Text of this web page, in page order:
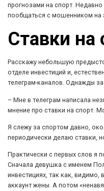
прогнозами на спорт.
пообщаться с мошенником на
Ставки на
Расскажу небольшую
отделе инвестиций и,
телеграм-каналов. Однажды
– Мне в телеграм написала
мнение про ставки на спорт.
Я слежу за спортом давно,
периодически делаю ставки,
Практически с первых слов я
Сначала девушка с именем
инвестициях, так как, видимо,
аккаунт жены. А потом